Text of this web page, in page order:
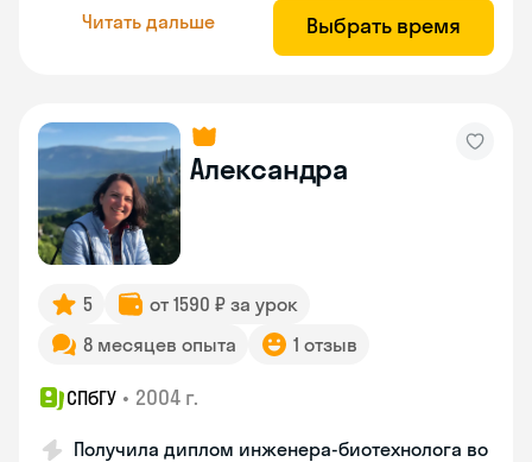
Читать дальше Выбрать время
Александра
5
от 1590 ₽ за урок
8 месяцев опыта
1 отзыв
СПбГУ • 2004 г.
Получила диплом инженера-биотехнолога во